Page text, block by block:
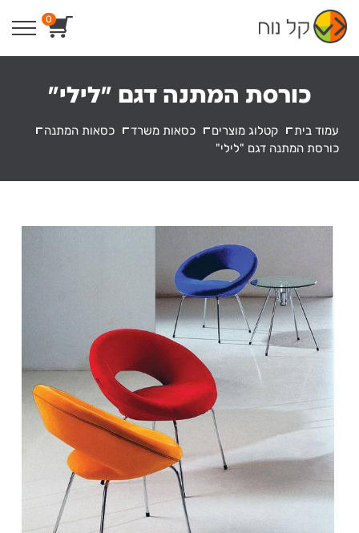
content
0
כורסת המתנה דגם "לילי"
עמוד בית קטלוג מוצרים כסאות משרד
כסאות המתנה
כורסת המתנה דגם "לילי"